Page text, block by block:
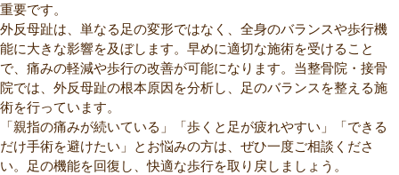
重要です。
外反母趾は、単なる足の変形ではなく、全身のバランスや歩行機
能に大きな影響を及ぼします。早めに適切な施術を受けること
で、痛みの軽減や歩行の改善が可能になります。当整骨院・接骨
院では、外反母趾の根本原因を分析し、足のバランスを整える施
術を行っています。
「親指の痛みが続いている」「歩くと足が疲れやすい」「できる
だけ手術を避けたい」とお悩みの方は、ぜひ一度ご相談くださ
い。足の機能を回復し、快適な歩行を取り戻しましょう。